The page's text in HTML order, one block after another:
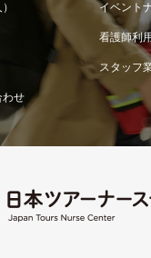
イベント
看護師利
スタッフ
わせ